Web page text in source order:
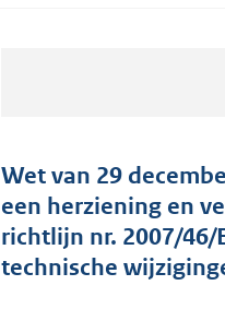
Wet van 29
een herziening en
richtlijn nr. 2007/46/
technische